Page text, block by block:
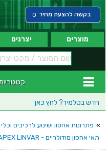
בקשה להצעת מחיר 0
מוצרים יצרנים
חדש בטלמיר? לחץ כאן
» פתרונות אחסון ושינוע לרכיבים
תאי אחסון מודולריים - APEX LINVAR